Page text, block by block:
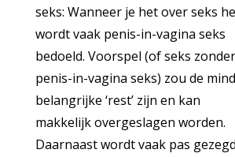
seks: Wanneer je het over seks
wordt vaak penis-in-vagina seks
bedoeld. Voorspel (of seks zonder
penis-in-vagina seks) zou de
belangrijke ‘rest’ zijn en kan
makkelijk overgeslagen worden.
Daarnaast wordt vaak pas gezegd